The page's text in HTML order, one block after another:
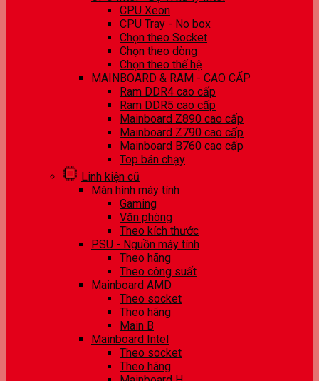
CPU Xeon
CPU Tray - No box
Chọn theo Socket
Chọn theo dòng
Chọn theo thế hệ
MAINBOARD & RAM - CAO CẤP
Ram DDR4 cao cấp
Ram DDR5 cao cấp
Mainboard Z890 cao cấp
Mainboard Z790 cao cấp
Mainboard B760 cao cấp
Top bán chạy
Linh kiện cũ
Màn hình máy tính
Gaming
Văn phòng
Theo kích thước
PSU - Nguồn máy tính
Theo hãng
Theo công suất
Mainboard AMD
Theo socket
Theo hãng
Main B
Mainboard Intel
Theo socket
Theo hãng